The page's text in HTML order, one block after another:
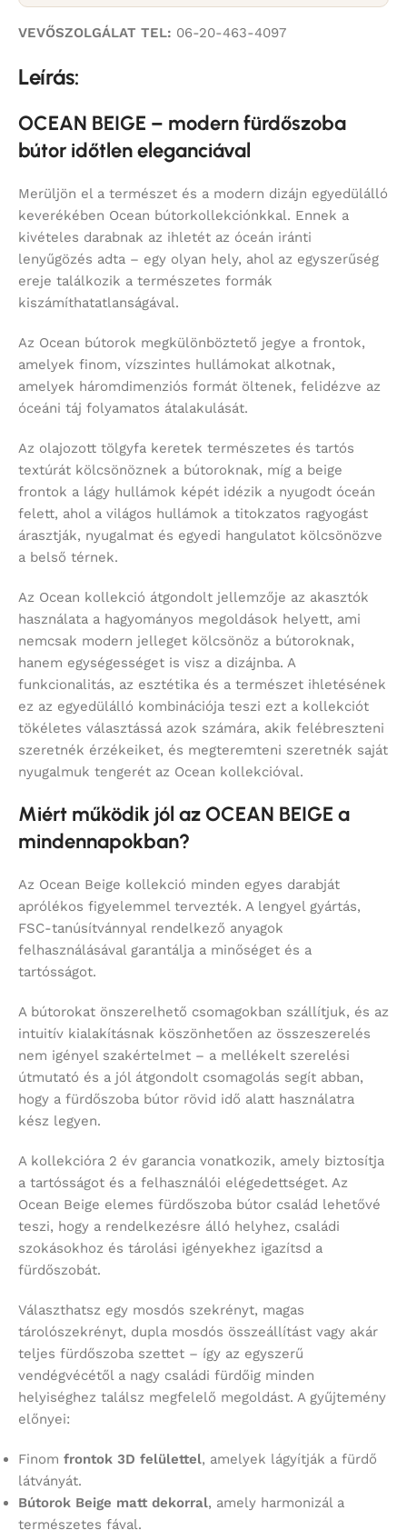
VEVŐSZOLGÁLAT TEL: 06-20-463-4097
Leírás:
OCEAN BEIGE – modern fürdőszoba
bútor időtlen eleganciával
Merüljön el a természet és a modern dizájn egyedülálló
keverékében Ocean bútorkollekciónkkal. Ennek a
kivételes darabnak az ihletét az óceán iránti
lenyűgözés adta – egy olyan hely, ahol az egyszerűség
ereje találkozik a természetes formák
kiszámíthatatlanságával.
Az Ocean bútorok megkülönböztető jegye a frontok,
amelyek finom, vízszintes hullámokat alkotnak,
amelyek háromdimenziós formát öltenek, felidézve az
óceáni táj folyamatos átalakulását.
Az olajozott tölgyfa keretek természetes és tartós
textúrát kölcsönöznek a bútoroknak, míg a beige
frontok a lágy hullámok képét idézik a nyugodt óceán
felett, ahol a világos hullámok a titokzatos ragyogást
árasztják, nyugalmat és egyedi hangulatot kölcsönözve
a belső térnek.
Az Ocean kollekció átgondolt jellemzője az akasztók
használata a hagyományos megoldások helyett, ami
nemcsak modern jelleget kölcsönöz a bútoroknak,
hanem egységességet is visz a dizájnba. A
funkcionalitás, az esztétika és a természet ihletésének
ez az egyedülálló kombinációja teszi ezt a kollekciót
tökéletes választássá azok számára, akik felébreszteni
szeretnék érzékeiket, és megteremteni szeretnék saját
nyugalmuk tengerét az Ocean kollekcióval.
Miért működik jól az OCEAN BEIGE a
mindennapokban?
Az Ocean Beige kollekció minden egyes darabját
aprólékos figyelemmel tervezték. A lengyel gyártás,
FSC-tanúsítvánnyal rendelkező anyagok
felhasználásával garantálja a minőséget és a
tartósságot.
A bútorokat önszerelhető csomagokban szállítjuk, és az
intuitív kialakításnak köszönhetően az összeszerelés
nem igényel szakértelmet – a mellékelt szerelési
útmutató és a jól átgondolt csomagolás segít abban,
hogy a fürdőszoba bútor rövid idő alatt használatra
kész legyen.
A kollekcióra 2 év garancia vonatkozik, amely biztosítja
a tartósságot és a felhasználói elégedettséget. Az
Ocean Beige elemes fürdőszoba bútor család lehetővé
teszi, hogy a rendelkezésre álló helyhez, családi
szokásokhoz és tárolási igényekhez igazítsd a
fürdőszobát.
Választhatsz egy mosdós szekrényt, magas
tárolószekrényt, dupla mosdós összeállítást vagy akár
teljes fürdőszoba szettet – így az egyszerű
vendégvécétől a nagy családi fürdőig minden
helyiséghez találsz megfelelő megoldást. A gyűjtemény
előnyei:
Finom frontok 3D felülettel, amelyek lágyítják a fürdő
látványát.
Bútorok Beige matt dekorral, amely harmonizál a
természetes fával.